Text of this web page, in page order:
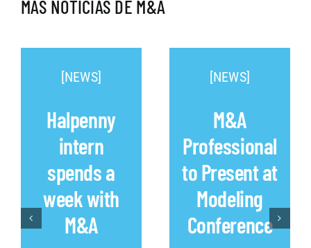
MÁS NOTICIAS DE M&A
[NEWS]
Halpenny
intern
spends a
week with
M&A
[NEWS]
M&A
Professional
to Present at
Modeling
Conference